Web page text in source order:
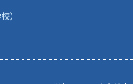
）